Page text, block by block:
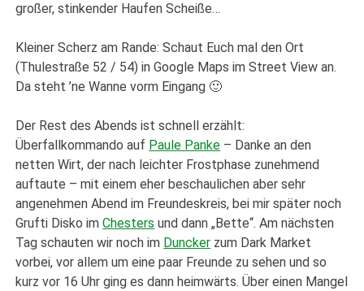
großer, stinkender Haufen Scheiße…
Kleiner Scherz am Rande: Schaut Euch mal den Ort
(Thulestraße 52 / 54) in Google Maps im Street View an.
Da steht ’ne Wanne vorm Eingang 🙂
Der Rest des Abends ist schnell erzählt:
Überfallkommando auf Paule Panke – Danke an den
netten Wirt, der nach leichter Frostphase zunehmend
auftaute – mit einem eher beschaulichen aber sehr
angenehmen Abend im Freundeskreis, bei mir später noch
Grufti Disko imChesters und dann „Bette“. Am nächsten
Tag schauten wir noch im Duncker zum Dark Market
vorbei, vor allem um eine paar Freunde zu sehen und so
kurz vor 16 Uhr ging es dann heimwärts. Über einen Mangel